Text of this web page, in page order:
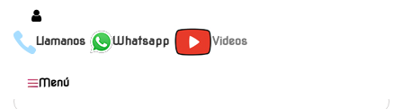
Llamanos Whatsapp Videos
Productos
Menú